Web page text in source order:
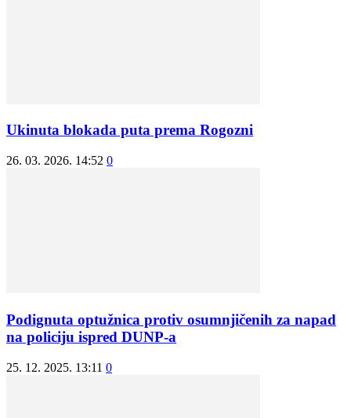
Ukinuta blokada puta prema Rogozni
26. 03. 2026. 14:52 0
Podignuta optužnica protiv osumnjičenih za napad
na policiju ispred DUNP-a
25. 12. 2025. 13:11 0